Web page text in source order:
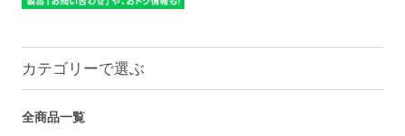
カテゴリーで選ぶ
全商品一覧